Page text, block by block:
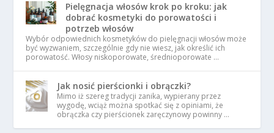
Pielęgnacja włosów krok po kroku: jak
dobrać kosmetyki do porowatości i
potrzeb włosów
Wybór odpowiednich kosmetyków do pielęgnacji włosów może
być wyzwaniem, szczególnie gdy nie wiesz, jak określić ich
porowatość. Włosy niskoporowate, średnioporowate …
Jak nosić pierścionki i obrączki?
Mimo iż szereg tradycji zanika, wypierany przez
wygodę, wciąż można spotkać się z opiniami, że
obrączka czy pierścionek zaręczynowy powinny …